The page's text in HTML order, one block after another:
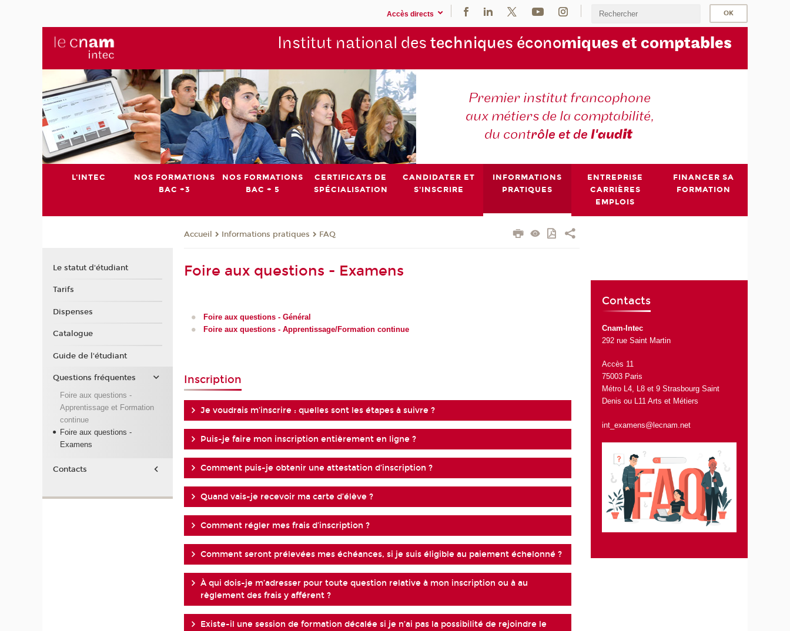
Accès directs
Institut national des techniques économiques et comptables
Premier institut francophone
aux métiers de la comptabilité,
du contrôle et del'audit
L'INTEC
NOS FORMATIONS
BAC +3
NOS FORMATIONS
BAC + 5
CERTIFICATS DE
SPÉCIALISATION
CANDIDATER ET
S'INSCRIRE
INFORMATIONS
PRATIQUES
ENTREPRISE
CARRIÈRES
EMPLOIS
FINANCER SA
FORMATION
Accueil Informations pratiques FAQ
Foire aux questions - Examens
Foire aux questions - Général
Foire aux questions - Apprentissage/Formation continue
Inscription
Je voudrais m’inscrire : quelles sont les étapes à suivre ?
Puis-je faire mon inscription entièrement en ligne ?
Comment puis-je obtenir une attestation d’inscription ?
Quand vais-je recevoir ma carte d’élève ?
Comment régler mes frais d’inscription ?
Comment seront prélevées mes échéances, si je suis éligible au paiement échelonné ?
À qui dois-je m’adresser pour toute question relative à mon inscription ou à au
règlement des frais y afférent ?
Existe-il une session de formation décalée si je n’ai pas la possibilité de rejoindre le
Contacts
Cnam-Intec
292 rue Saint Martin
Accès 11
75003 Paris
Métro L4, L8 et 9 Strasbourg Saint
Denis ou L11 Arts et Métiers
int_examens@lecnam.net
Le statut d'étudiant
Tarifs
Dispenses
Catalogue
Guide de l'étudiant
Questions fréquentes
Foire aux questions -
Apprentissage et Formation
continue
Foire aux questions -
Examens
Contacts